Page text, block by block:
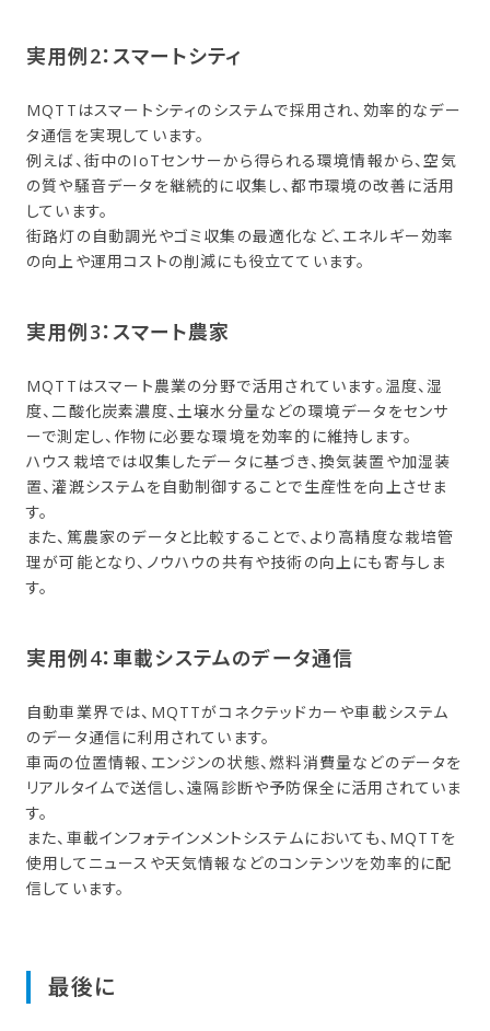
実用例2：スマートシティ
MQTTはスマートシティのシステムで採用され、効率的なデー
タ通信を実現しています。
例えば、街中のIoTセンサーから得られる環境情報から、空気
の質や騒音データを継続的に収集し、都市環境の改善に活用
しています。
街路灯の自動調光やゴミ収集の最適化など、エネルギー効率
の向上や運用コストの削減にも役立てています。
実用例3：スマート農家
MQTTはスマート農業の分野で活用されています。温度、湿
度、二酸化炭素濃度、土壌水分量などの環境データをセンサ
ーで測定し、作物に必要な環境を効率的に維持します。
ハウス栽培では収集したデータに基づき、換気装置や加湿装
置、灌漑システムを自動制御することで生産性を向上させま
す。
また、篤農家のデータと比較することで、より高精度な栽培管
理が可能となり、ノウハウの共有や技術の向上にも寄与しま
す。
実用例4：車載システムの​データ通信
自動車業界では、MQTTがコネクテッドカーや車載システム
のデータ通信に利用されています。
車両の位置情報、エンジンの状態、燃料消費量などのデータを
リアルタイムで送信し、遠隔診断や予防保全に活用されていま
す。
また、車載インフォテインメントシステムにおいても、MQTTを
使用してニュースや天気情報などのコンテンツを効率的に配
信しています。
最後に